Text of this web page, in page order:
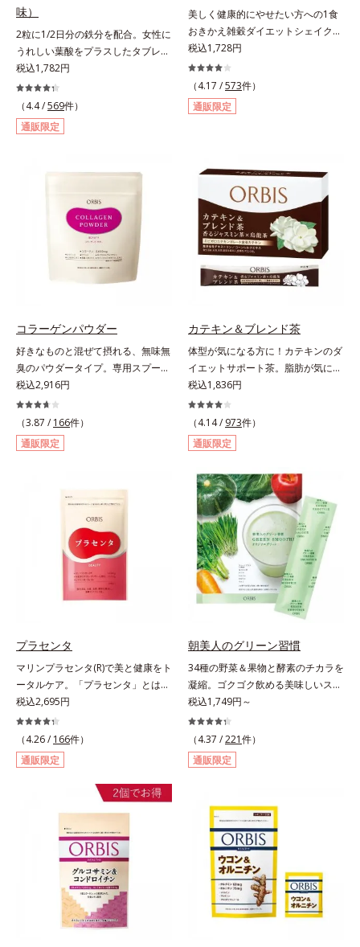
味）
2粒に1/2日分の鉄分を配合。女性に
うれしい葉酸をプラスしたタブレッ
トタイプ。2粒にプルーン約50個分
（*1）もの鉄分を配合し、さらに女
性周期をサポートする葉酸をプラス
しました。甘酸っぱくて続けやす
い、ストロベリー風味です。*1 :
2010」より、プルーン（乾）1個
税込1,782円
（4.4 /569件）
通販限定
美しく健康的にやせたい方への1食
おきかえ雑穀ダイエットシェイク。
豆乳や牛乳などと粉を混ぜるだけで
簡単、1食おきかえ雑穀ダイエット
シェイクです。サクサクッと噛める
食感豊かな大豆フレークが、噛むこ
とで食欲を満たしてくれます。さら
感をアップ。豊富な栄養素でキレイ
を目指すダイエッターを、内側から
サポートします！黒糖きなこ味（カ
ロリー 92kcal ※1食分・本品粉末の
み）やさしい甘さの黒糖とほのかに
香るきなこが溶け合う幸せな味わ
い。たっぷり飲んでも飽きないおい
しさです。
税込1,728円
（4.17 /573件）
通販限定
コラーゲンパウダー
好きなものと混ぜて摂れる、無味無
臭のパウダータイプ。専用スプーン
1杯で、ハリと弾力のある毎日に欠
かせない「コラーゲン」5,000㎎を
手軽に摂れる美容パウダーです。無
味無臭で飲み物や料理に影響がな
く、冷たい飲み物にも簡単に溶ける
税込2,916円
（3.87 / 166件）
通販限定
カテキン＆ブレンド茶
体型が気になる方に！カテキンのダ
イエットサポート茶。脂肪が気にな
る食事と一緒にカテキンを。さら
に、食物繊維とコーンシルクエキス
で、ぽっこりやからだの巡りをケ
ア。カテキン・コーンシルク・食物
繊維のトリプルパワーがダイエット
税込1,836円
（4.14 / 973件）
通販限定
プラセンタ
マリンプラセンタ(R)で美と健康をト
ータルケア。「プラセンタ」とは、
母から子へ酸素や栄養素をおく
る“胎盤”のこと。豊富な栄養素を含
むプラセンタは、みずみずしい美し
さや元気を求める女性の間で大きな
注目を集めている成分です。豚由来
のプラセンタが多い中、オルビスは
鮭由来のプラセンタを採用しまし
るエラスチンのほか、うるおいをキ
ープするヒアルロン酸、コラーゲ
ン、みずみずしさをアシストするコ
ンドロイチン硫酸など、美しさに磨
きをかける6成分をぎゅっと凝縮。
吸収もスムーズです。
税込2,695円
（4.26 / 166件）
通販限定
朝美人のグリーン習慣
34種の野菜＆果物と酵素のチカラを
凝縮。ゴクゴク飲める美味しいスム
ージーでスッキリ生活をサポート。
酵素と野菜＆果物のパワーで、スッ
キリ生活を応援する、粉末状の酵素
スムージーです。赤米や大麦などの
9種の素材を、黒・黄・白の3種の麹
キウイフルーツ粉末を配合。さらに
日常では摂りづらいスーパーフー
ド・ウィートグラスや緑黄色野菜な
ど、厳選した34種の野菜と果物もた
っぷり入っており、いろいろな素材
を手軽に摂取できます。やすらぎの
ローズマリーとペパーミントの2種
のハーブも入っています。豆乳また
税込1,749円～
（4.37 /221件）
通販限定